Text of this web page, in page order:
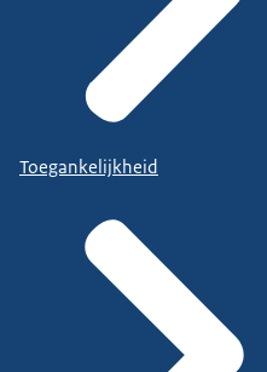
Toegankelijkheid